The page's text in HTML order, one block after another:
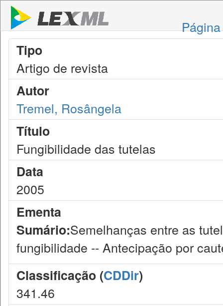
Tipo
Artigo de revista
Autor
Tremel, Rosângela
Título
Fungibilidade das tutelas
Data
2005
Ementa
Sumário:Semelhanças entre as
fungibilidade -- Antecipação por
Classificação (CDDir)
341.46